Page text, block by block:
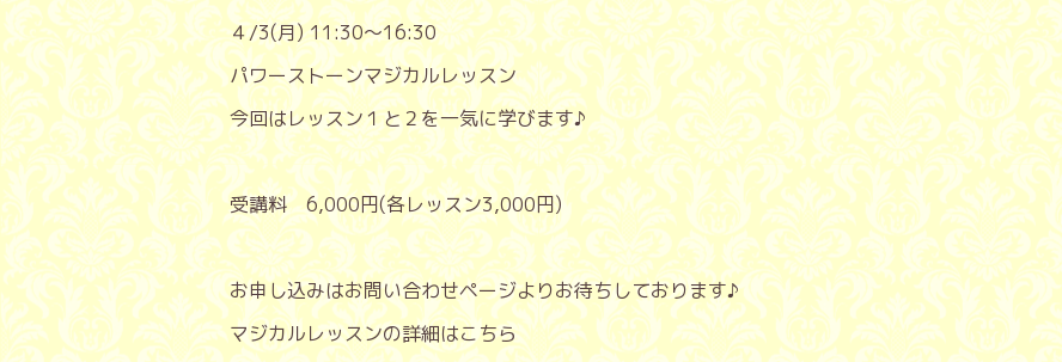
４/3(月) 11:30〜16:30
パワーストーンマジカルレッスン
今回はレッスン１と２を一気に学びます♪
受講料 6,000円(各レッスン3,000円)
お申し込みはお問い合わせページよりお待ちしております♪
マジカルレッスンの詳細はこちら